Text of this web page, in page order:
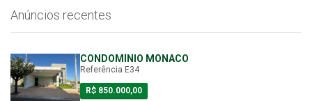
Anúncios recentes
CONDOMÍNIO MÔNACO
Referência E34
R$ 850.000,00